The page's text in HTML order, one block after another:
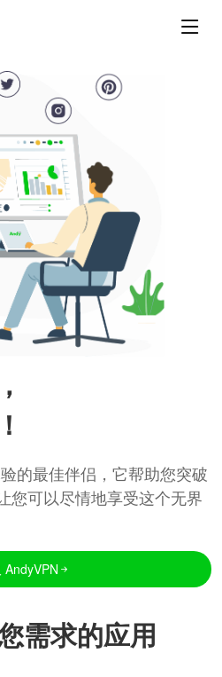
的最佳伴侣，它帮助您突破
您可以尽情地享受这个无界
AndyVPN
需求的应用